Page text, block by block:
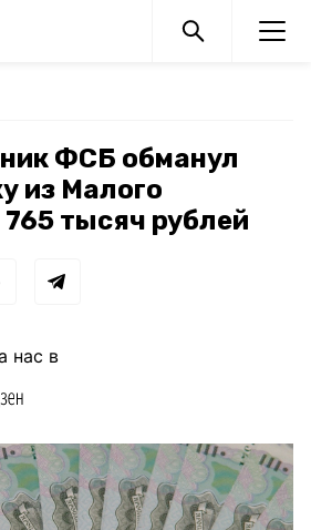
ФСБ обманул
из Малого
тысяч рублей
нас в